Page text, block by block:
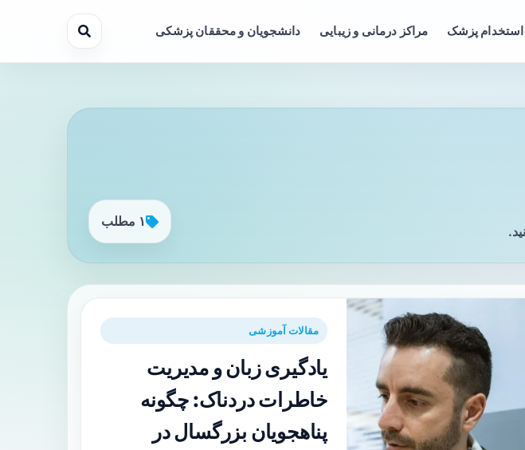
استخدام پزشک مراکز درمانی و زیبایی دانشجویان و محققان پزشکی
۱ مطلب
مقالات آموزشی
یادگیری زبان و مدیریت
خاطرات دردناک: چگونه
پناهجویان بزرگسال در